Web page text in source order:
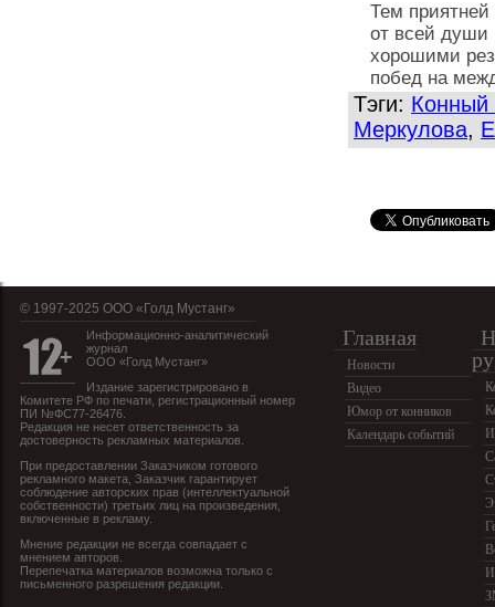
Тем
от всей души
хорошими
побед на
Тэги: Конный
Меркулова,
© 1997-2025 OOO «Голд Мустанг»
Информационно-аналитический
журнал
ООО «Голд Мустанг»
Издание зарегистрировано в
Комитете РФ по печати, регистрационный номер
ПИ №ФС77-26476.
Редакция не несет ответственность за
достоверность рекламных материалов.
При предоставлении Заказчиком готового
рекламного макета, Заказчик гарантирует
соблюдение авторских прав (интеллектуальной
собственности) третьих лиц на произведения,
включенные в рекламу.
Мнение редакции не всегда совпадает с
мнением авторов.
Перепечатка материалов возможна только с
письменного разрешения редакции.
Главная
Новости
Видео
Юмор от конников
Календарь событий